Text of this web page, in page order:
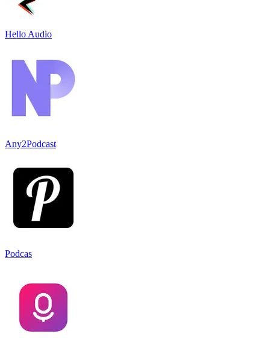
Hello Audio
Any2Podcast
Podcas